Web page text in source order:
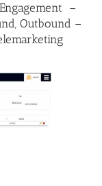
–
Outbound –